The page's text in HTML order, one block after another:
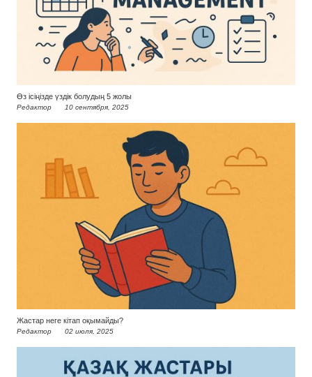
Өз ісіңізде үздік болудың 5 жолы
Редактор 10 сентября, 2025
Жастар неге кітап оқымайды?
Редактор 02 июля, 2025